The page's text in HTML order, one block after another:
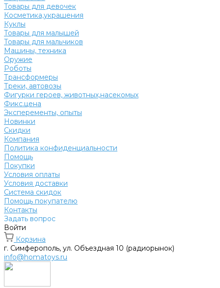
Товары для девочек
Косметика,украшения
Куклы
Товары для малышей
Товары для мальчиков
Машины, техника
Оружие
Роботы
Трансформеры
Треки, автовозы
Фигурки героев, животных,насекомых
Фикс.цена
Эксперементы, опыты
Новинки
Скидки
Компания
Политика конфиденциальности
Помощь
Покупки
Условия оплаты
Условия доставки
Система скидок
Помощь покупателю
Контакты
Задать вопрос
Войти
Корзина
г. Симферополь, ул. Объездная 10 (радиорынок)
info@homatoys.ru